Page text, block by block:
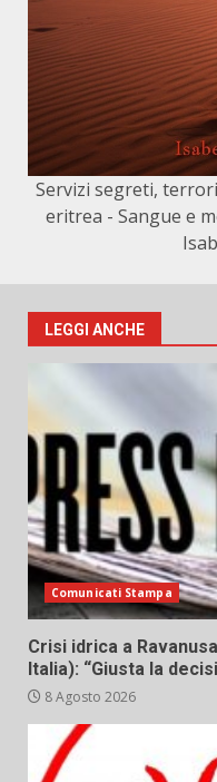
Servizi segreti,
eritrea - Sangue e
LEGGI ANCHE
Comunicati Stampa
Crisi idrica a
Italia): “Giusta la
8 Agosto 2026